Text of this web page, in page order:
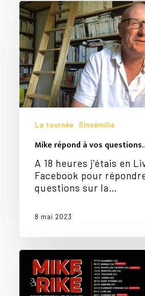
Mike
répond
à
vos
questions…
La tournée Sinsémilia
Mike répond à vos
A 18 heures j'étais en
Facebook pour
questions sur la…
8 mai 2023
Tournée
2022-
2023